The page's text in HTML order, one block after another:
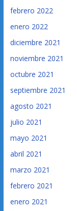
febrero 2022
enero 2022
diciembre 2021
noviembre 2021
octubre 2021
septiembre 2021
agosto 2021
julio 2021
mayo 2021
abril 2021
marzo 2021
febrero 2021
enero 2021